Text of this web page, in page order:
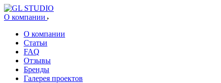
О компании
О компании
Статьи
FAQ
Отзывы
Бренды
Галерея проектов